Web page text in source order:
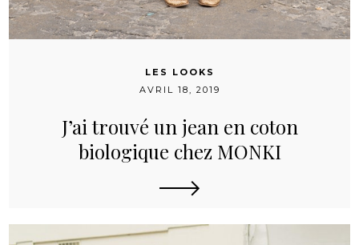
LES LOOKS
AVRIL 18, 2019
J’ai trouvé un jean en coton
biologique chez MONKI